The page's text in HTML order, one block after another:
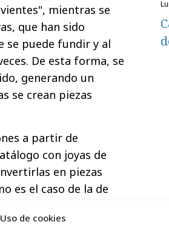
Uso de cookies
mientras se
que han sido
se puede fundir y al
De esta forma, se
generando un
se crean piezas
a partir de
con joyas de
en piezas
es el caso de la de
de
tengan también